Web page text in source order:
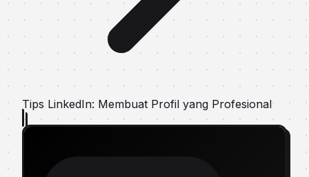
Tips LinkedIn: Membuat Profil yang Profesional